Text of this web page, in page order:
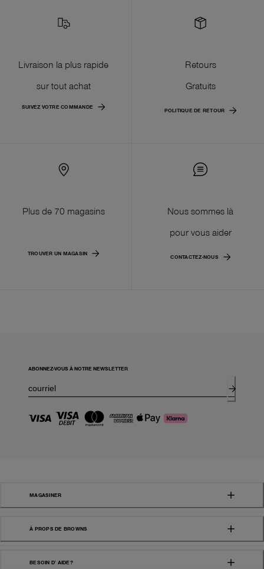
Livraison la plus rapide
sur tout achat
SUIVEZ VOTRE COMMANDE
Retours
Gratuits
POLITIQUE DE RETOUR
Plus de 70 magasins
TROUVER UN MAGASIN
Nous sommes là
pour vous aider
CONTACTEZ-NOUS
ABONNEZ-VOUS À NOTRE NEWSLETTER
MAGASINER
À PROPS DE BROWNS
BESOIN D' AIDE?